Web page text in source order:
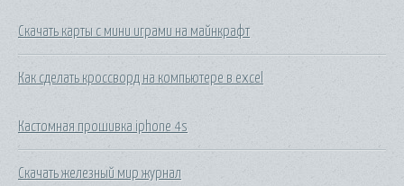
Скачать карты с мини играми на майнкрафт
Как сделать кроссворд на компьютере в excel
Кастомная прошивка iphone 4s
Скачать железный мир журнал